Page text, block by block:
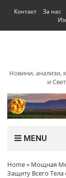
Контакт За нас
Новини, анализи,
и
MENU
Home» Мощная
Защиту Всего